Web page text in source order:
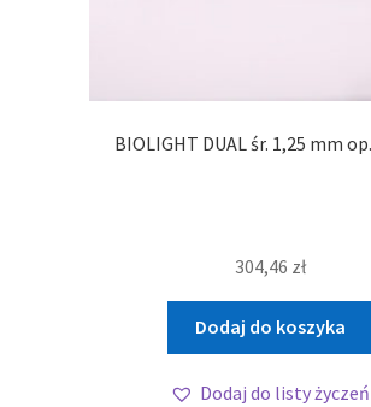
BIOLIGHT DUAL śr. 1,25 mm
304,46 zł
Dodaj do koszyka
Dodaj do listy życzeń